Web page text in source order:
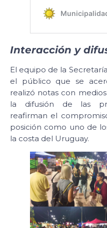
Interacción y
El equipo de la
el público que se
realizó notas con
la difusión de las
reafirman el
posición como uno de
la costa del Uruguay.